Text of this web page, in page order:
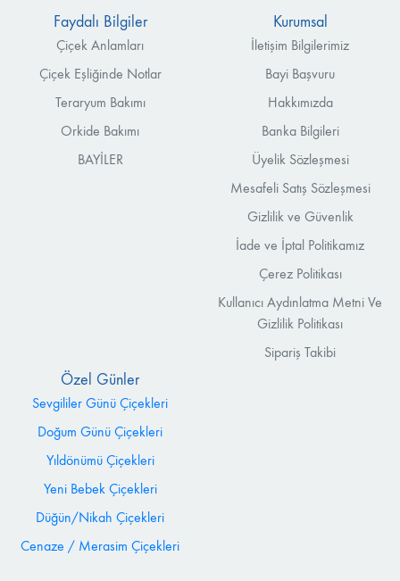
Faydalı Bilgiler
Çiçek Anlamları
Çiçek Eşliğinde Notlar
Teraryum Bakımı
Orkide Bakımı
BAYİLER
Kurumsal
İletişim Bilgilerimiz
Bayi Başvuru
Hakkımızda
Banka Bilgileri
Üyelik Sözleşmesi
Mesafeli Satış Sözleşmesi
Gizlilik ve Güvenlik
İade ve İptal Politikamız
Çerez Politikası
Kullanıcı Aydınlatma Metni Ve
Gizlilik Politikası
Sipariş Takibi
Özel Günler
Sevgililer Günü Çiçekleri
Doğum Günü Çiçekleri
Yıldönümü Çiçekleri
Yeni Bebek Çiçekleri
Düğün/Nikah Çiçekleri
Cenaze / Merasim Çiçekleri